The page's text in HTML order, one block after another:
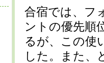
合宿では、フ
ントの優先順
るが、この使
した。また、